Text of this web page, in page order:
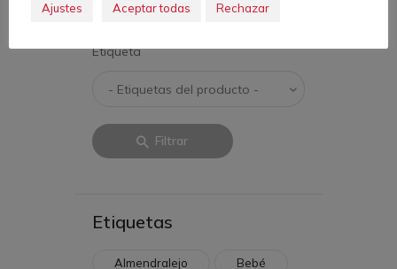
Etiqueta
Filtrar
Etiquetas
Almendralejo Bebé
Ajustes Aceptar todas Rechazar